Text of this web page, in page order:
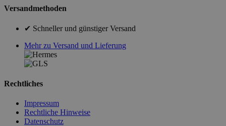
Versandmethoden
✔ Schneller und günstiger Versand
Mehr zu Versand und Lieferung
Rechtliches
Impressum
Rechtliche Hinweise
Datenschutz